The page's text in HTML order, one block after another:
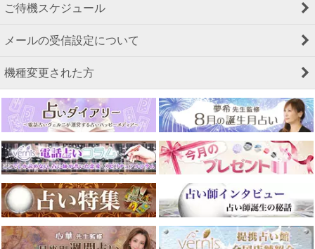
ご待機スケジュール
メールの受信設定について
機種変更された方